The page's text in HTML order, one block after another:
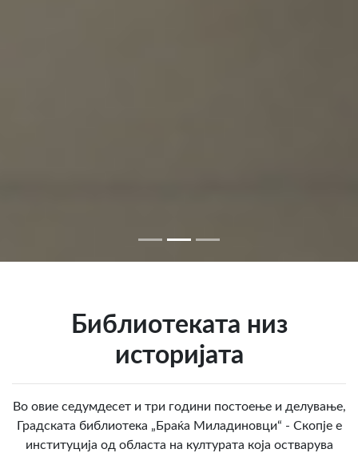
Библиотеката низ
историјата
Во овие седумдесет и три години постоење и делување,
Градската библиотека „Браќа Миладиновци“ - Скопје е
институција од областа на културата која остварува